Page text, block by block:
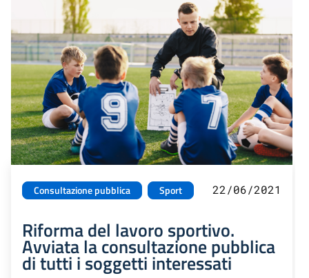
Consultazione pubblica Sport 22/06/2021
Riforma del lavoro sportivo.
Avviata la consultazione pubblica
di tutti i soggetti interessati